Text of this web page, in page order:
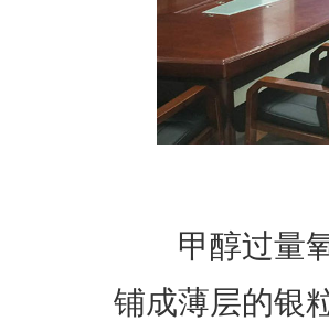
甲醇过量氧
铺成薄层的银